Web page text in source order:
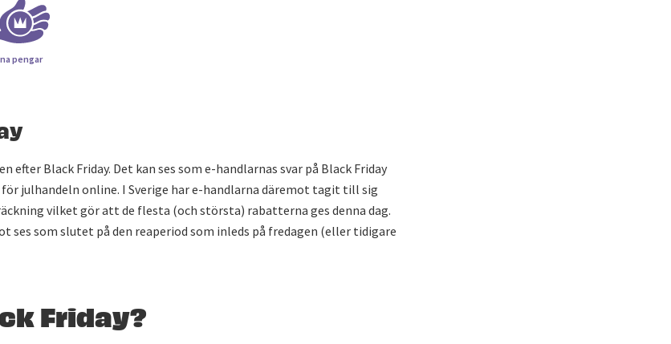
pengar
efter Black Friday. Det kan ses som e-handlarnas svar på Black Friday
julhandeln online. I Sverige har e-handlarna däremot tagit till sig
vilket gör att de flesta (och största) rabatterna ges denna dag.
ses som slutet på den reaperiod som inleds på fredagen (eller tidigare
Friday?